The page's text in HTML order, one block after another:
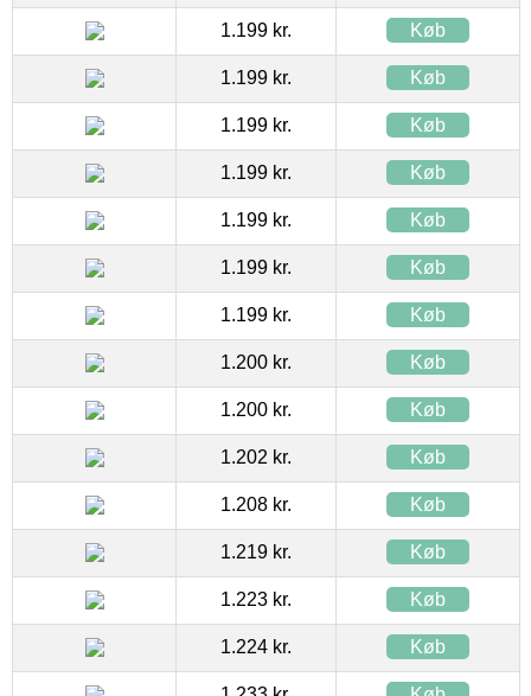
1.199 kr. Køb
1.199 kr. Køb
1.199 kr. Køb
1.199 kr. Køb
1.199 kr. Køb
1.199 kr. Køb
1.199 kr. Køb
1.200 kr. Køb
1.200 kr. Køb
1.202 kr. Køb
1.208 kr. Køb
1.219 kr. Køb
1.223 kr. Køb
1.224 kr. Køb